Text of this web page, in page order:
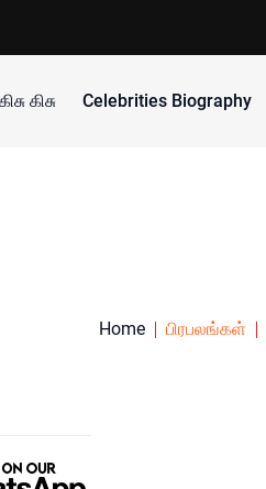
கிசு கிசு Celebrities Biography
Home பிரபலங்கள்